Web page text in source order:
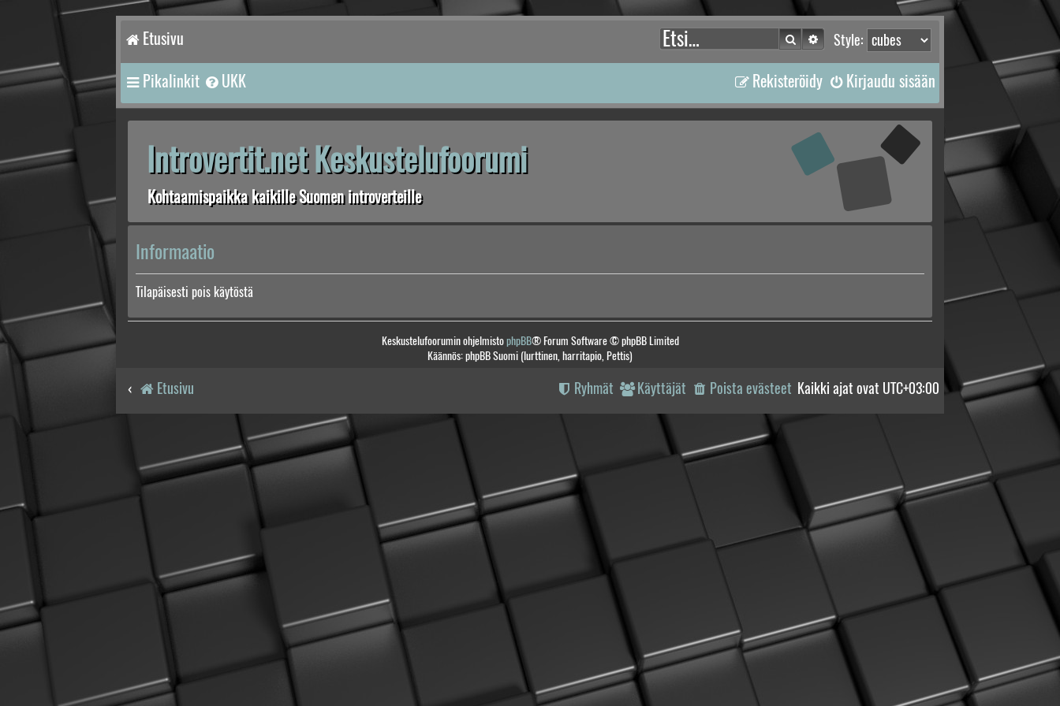
Etusivu Style:
Etsi Tarkennettu haku
Pikalinkit UKK Kirjaudu sisään
Rekisteröidy
Introvertit.net Keskustelufoorumi
Kohtaamispaikka kaikille Suomen introverteille
Informaatio
Tilapäisesti pois käytöstä
Keskustelufoorumin ohjelmistophpBB® Forum Software © phpBB Limited
Käännös: phpBB Suomi (lurttinen, harritapio, Pettis)
Etusivu Kaikki ajat ovat UTC+03:00
Poista evästeet
Käyttäjät
Ryhmät